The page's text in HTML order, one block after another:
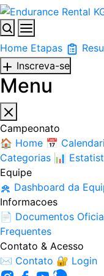
Home Etapas
Inscreva-se
Menu
Campeonato
🏠 Home 📅
Categorias 📊
Equipe
Dashboard da
Informacoes
📄 Documentos
Frequentes
Contato & Acesso
✉️ Contato 🔐 Login